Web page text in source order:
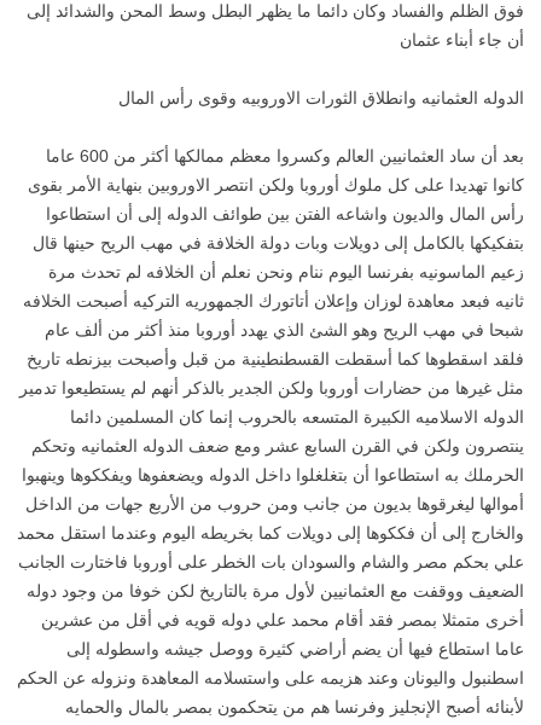
فوق الظلم والفساد وكان دائما ما يظهر البطل وسط المحن والشدائد إلى
أن جاء أبناء عثمان
الدوله العثمانيه وانطلاق الثورات الاوروبيه وقوى رأس المال
بعد أن ساد العثمانيين العالم وكسروا معظم ممالكها أكثر من 600 عاما
كانوا تهديدا على كل ملوك أوروبا ولكن انتصر الاوروبين بنهاية الأمر بقوى
رأس المال والديون واشاعه الفتن بين طوائف الدوله إلى أن استطاعوا
بتفكيكها بالكامل إلى دويلات وبات دولة الخلافة في مهب الريح حينها قال
زعيم الماسونيه بفرنسا اليوم ننام ونحن نعلم أن الخلافه لم تحدث مرة
ثانيه فبعد معاهدة لوزان وإعلان أتاتورك الجمهوريه التركيه أصبحت الخلافه
شبحا في مهب الريح وهو الشئ الذي يهدد أوروبا منذ أكثر من ألف عام
فلقد اسقطوها كما أسقطت القسطنطينية من قبل وأصبحت بيزنطه تاريخ
مثل غيرها من حضارات أوروبا ولكن الجدير بالذكر أنهم لم يستطيعوا تدمير
الدوله الاسلاميه الكبيرة المتسعه بالحروب إنما كان المسلمين دائما
ينتصرون ولكن في القرن السابع عشر ومع ضعف الدوله العثمانيه وتحكم
الحرملك به استطاعوا أن بتغلغلوا داخل الدوله ويضعفوها ويفككوها وينهبوا
أموالها ليغرقوها بديون من جانب ومن حروب من الأربع جهات من الداخل
والخارج إلى أن فككوها إلى دويلات كما بخريطه اليوم وعندما استقل محمد
علي بحكم مصر والشام والسودان بات الخطر على أوروبا فاختارت الجانب
الضعيف ووقفت مع العثمانيين لأول مرة بالتاريخ لكن خوفا من وجود دوله
أخرى متمثلا بمصر فقد أقام محمد علي دوله قويه في أقل من عشرين
عاما استطاع فيها أن يضم أراضي كثيرة ووصل جيشه واسطوله إلى
اسطنبول واليونان وعند هزيمه على واستسلامه المعاهدة ونزوله عن الحكم
لأبنائه أصبح الإنجليز وفرنسا هم من يتحكمون بمصر بالمال والحمايه